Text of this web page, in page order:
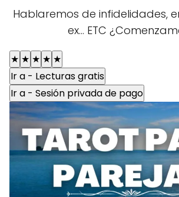
Hablaremos de infidelidades,
ex... ETC
★ ★ ★ ★ ★
Ir a - Lecturas gratis
Ir a - Sesión privada de pago